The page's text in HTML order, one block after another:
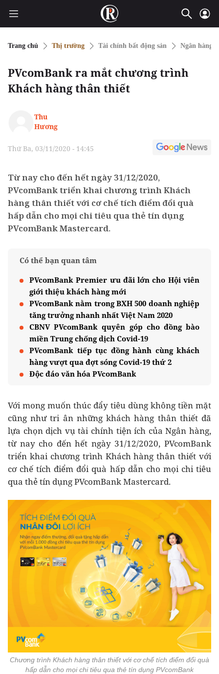
Trang chủ Thị trường Tài chính bất động sản Ngân hàng
PVcomBank ra mắt chương trình
Khách hàng thân thiết
Thu
Hương
Thứ Ba, 03/11/2020 - 14:45
Từ nay cho đến hết ngày 31/12/2020,
PVcomBank triển khai chương trình Khách
hàng thân thiết với cơ chế tích điểm đổi quà
hấp dẫn cho mọi chi tiêu qua thẻ tín dụng
PVcomBank Mastercard.
Có thể bạn quan tâm
PVcomBank Premier ưu đãi lớn cho Hội viên
giới thiệu khách hàng mới
PVcomBank nằm trong BXH 500 doanh nghiệp
tăng trưởng nhanh nhất Việt Nam 2020
CBNV PVcomBank quyên góp cho đồng bào
miền Trung chống dịch Covid-19
PVcomBank tiếp tục đồng hành cùng khách
hàng vượt qua đợt sóng Covid-19 thứ 2
Độc đáo văn hóa PVcomBank
Với mong muốn thúc đẩy tiêu dùng không tiền mặt
cũng như tri ân những khách hàng thân thiết đã
lựa chọn dịch vụ tài chính tiện ích của Ngân hàng,
từ nay cho đến hết ngày 31/12/2020, PVcomBank
triển khai chương trình Khách hàng thân thiết với
cơ chế tích điểm đổi quà hấp dẫn cho mọi chi tiêu
qua thẻ tín dụng PVcomBank Mastercard.
Chương trình Khách hàng thân thiết với cơ chế tích điểm đổi quà
hấp dẫn cho mọi chi tiêu qua thẻ tín dụng PVcomBank